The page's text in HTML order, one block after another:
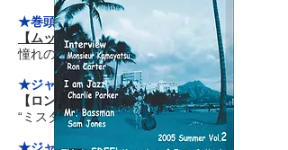
★巻頭特集
【ムッシュかまやつ】
憧れのムッシュに聞いたジャズ＆音楽
★ジャズ・インタビュー
【ロン・カーター】
“ミスター・ベース”